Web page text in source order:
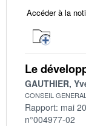
Accéder à la
Le
GAUTHIER,
CONSEIL
Rapport: mai
n°004977-02